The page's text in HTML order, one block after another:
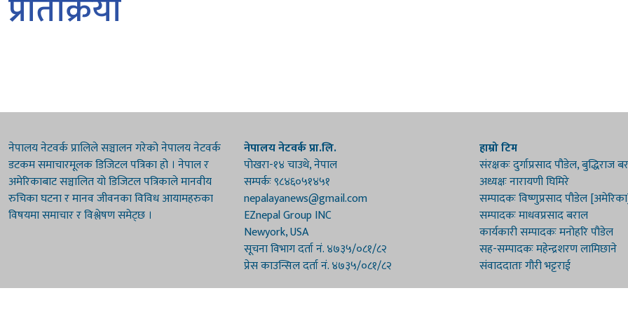
नेपालय नेटवर्क प्रालिले सञ्चालन गरेको नेपालय नेटवर्क
डटकम समाचारमूलक डिजिटल पत्रिका हो । नेपाल र
अमेरिकाबाट सञ्चालित यो डिजिटल पत्रिकाले मानवीय
रुचिका घटना र मानव जीवनका विविध आयामहरुका
विषयमा समाचार र विश्लेषण समेट्छ ।
नेपालय नेटवर्क प्रा.लि.
पोखरा-१४ चाउथे, नेपाल
सम्पर्कः ९८४६०५१४५१
nepalayanews@gmail.com
EZnepal Group INC
Newyork, USA
सूचना विभाग दर्ता नं. ४७३५/०८१/८२
प्रेस काउन्सिल दर्ता नं. ४७३५/०८१/८२
हाम्रो टिम
संरक्षकः दुर्गाप्रसाद पौडेल, बुद्धिराज
अध्यक्षः नारायणी घिमिरे
सम्पादकः विष्णुप्रसाद पौडेल
सम्पादकः माधवप्रसाद बराल
कार्यकारी सम्पादकः मनोहरि पौडेल
सह-सम्पादकः महेन्द्रशरण लामिछाने
संवाददाताः गौरी भट्टराई